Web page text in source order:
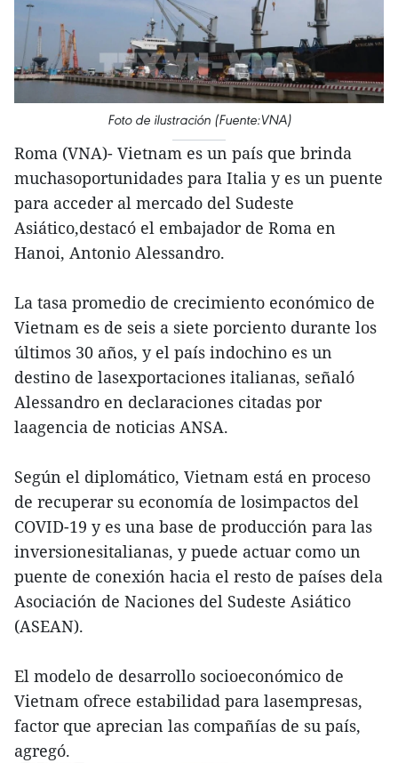
Foto de ilustración (Fuente:VNA)
Roma (VNA)- Vietnam es un país que brinda
muchasoportunidades para Italia y es un puente
para acceder al mercado del Sudeste
Asiático,destacó el embajador de Roma en
Hanoi, Antonio Alessandro.
La tasa promedio de crecimiento económico de
Vietnam es de seis a siete porciento durante los
últimos 30 años, y el país indochino es un
destino de lasexportaciones italianas, señaló
Alessandro en declaraciones citadas por
laagencia de noticias ANSA.
Según el diplomático, Vietnam está en proceso
de recuperar su economía de losimpactos del
COVID-19 y es una base de producción para las
inversionesitalianas, y puede actuar como un
puente de conexión hacia el resto de países dela
Asociación de Naciones del Sudeste Asiático
(ASEAN).
El modelo de desarrollo socioeconómico de
Vietnam ofrece estabilidad para lasempresas,
factor que aprecian las compañías de su país,
agregó.